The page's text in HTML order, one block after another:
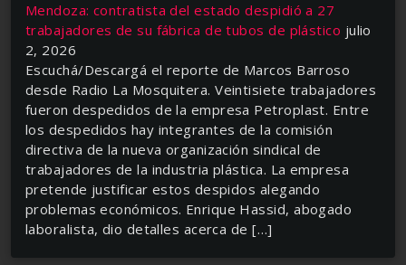
Mendoza: contratista del estado despidió a 27
trabajadores de su fábrica de tubos de plástico julio
2, 2026
Escuchá/Descargá el reporte de Marcos Barroso
desde Radio La Mosquitera. Veintisiete trabajadores
fueron despedidos de la empresa Petroplast. Entre
los despedidos hay integrantes de la comisión
directiva de la nueva organización sindical de
trabajadores de la industria plástica. La empresa
pretende justificar estos despidos alegando
problemas económicos. Enrique Hassid, abogado
laboralista, dio detalles acerca de […]